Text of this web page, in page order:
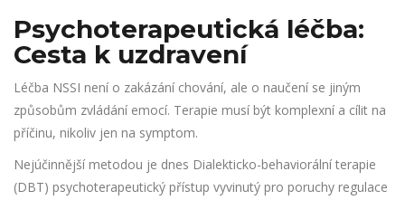
Psychoterapeutická léčba:
Cesta k uzdravení
Léčba NSSI není o zakázání chování, ale o naučení se jiným
způsobům zvládání emocí. Terapie musí být komplexní a cílit na
příčinu, nikoliv jen na symptom.
Nejúčinnější metodou je dnes Dialekticko-behaviorální terapie
(DBT) psychoterapeutický přístup vyvinutý pro poruchy regulace